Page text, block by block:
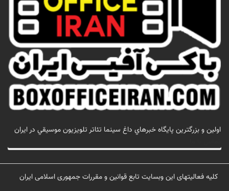
اولين و بزرگترين پايگاه خبرهاي داغ سينما تئاتر تلويزيون موسيقي در ايران
کلیه فعالیتهای این وبسایت تابع قوانین و مقررات جمهوری اسلامی ایران